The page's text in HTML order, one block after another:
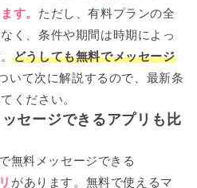
す。 ただし、有料プランの全
く、条件や期間は時期によっ
どうしても無料でメッセージ
いて次に解説するので、最新条
ください。
セージできるアプリも比
無料メッセージできる
があります。無料で使えるマ